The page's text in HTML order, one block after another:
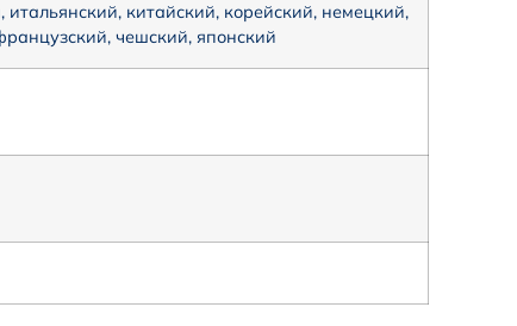
китайский, корейский, немецкий,
чешский, японский